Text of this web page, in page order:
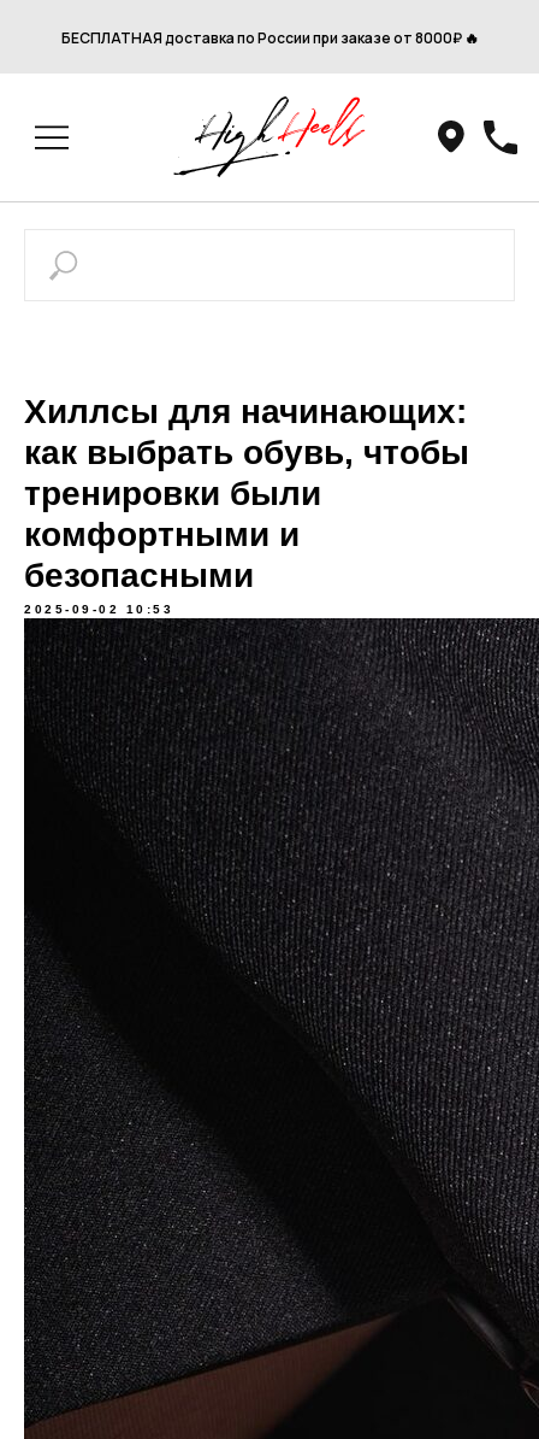
БЕСПЛАТНАЯ доставка по России при заказе от 8000₽ 🔥
Хиллсы для начинающих:
как выбрать обувь, чтобы
тренировки были
комфортными и
безопасными
2025-09-02 10:53